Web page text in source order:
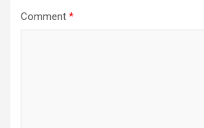
Comment *